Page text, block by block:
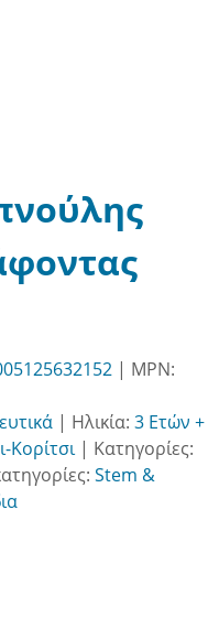
| MPN:
| Ηλικία: 3 Ετών +
Κορίτσι| Κατηγορίες:
Stem &